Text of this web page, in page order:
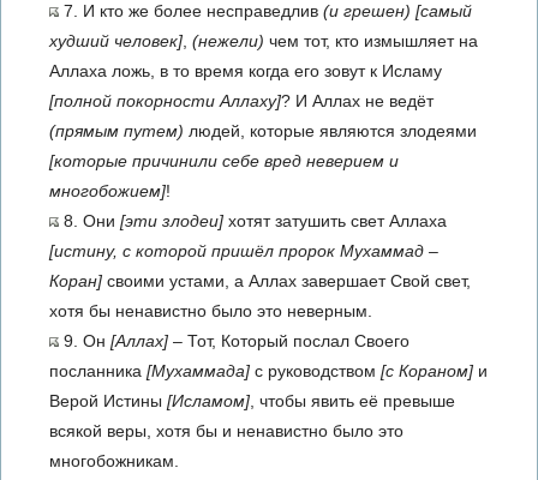
7. И кто же более несправедлив (и грешен) [самый
худший человек] (нежели) чем тот, кто измышляет на
Аллаха ложь, в то время когда его зовут к Исламу
[полной покорности Аллаху]? И Аллах не ведёт
(прямым путем) людей, которые являются злодеями
[которые причинили себе вред неверием и
многобожием]!
8. Они [эти злодеи] хотят затушить свет Аллаха
[истину, с которой пришёл пророк Мухаммад –
Коран] своими устами, а Аллах завершает Свой свет,
хотя бы ненавистно было это неверным.
9. Он [Аллах] – Тот, Который послал Своего
посланника [Мухаммада] с руководством [с Кораном] и
Верой Истины [Исламом] , чтобы явить её превыше
всякой веры, хотя бы и ненавистно было это
многобожникам.